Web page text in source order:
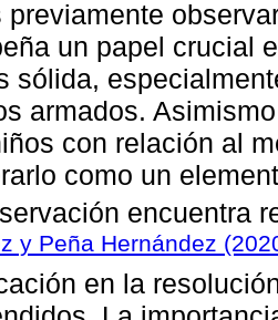
previamente
un papel crucial
sólida,
armados.
con relación al
como un
encuentra
y Peña Hernández
en la